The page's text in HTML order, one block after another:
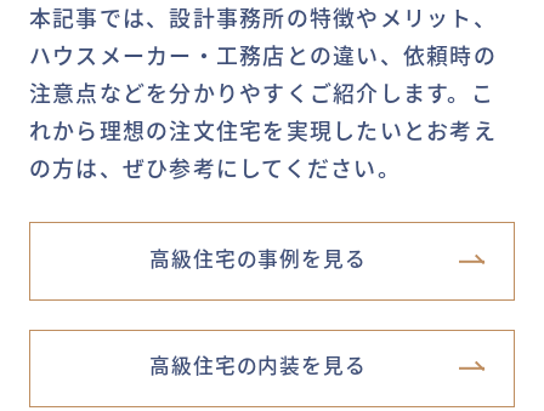
本記事では、設計事務所の特徴やメリット、
ハウスメーカー・工務店との違い、依頼時の
注意点などを分かりやすくご紹介します。こ
れから理想の注文住宅を実現したいとお考え
の方は、ぜひ参考にしてください。
高級住宅の事例を見る
高級住宅の内装を見る